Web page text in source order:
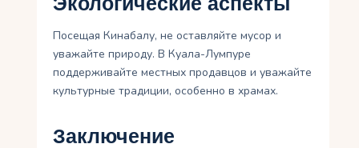
Посещая Кинабалу, не оставляйте мусор и
уважайте природу. В Куала-Лумпуре
поддерживайте местных продавцов и уважайте
культурные традиции, особенно в храмах.
Заключение